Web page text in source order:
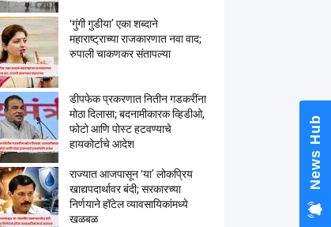
‘गुंगी गुडीया’ एका शब्दाने
महाराष्ट्राच्या राजकारणात नवा वाद;
रुपाली चाकणकर संतापल्या
डीपफेक प्रकरणात नितीन गडकरींना
मोठा दिलासा; बदनामीकारक व्हिडीओ,
फोटो आणि पोस्ट हटवण्याचे
हायकोर्टाचे आदेश
राज्यात आजपासून ‘या’ लोकप्रिय
खाद्यपदार्थावर बंदी; सरकारच्या
निर्णयाने हॉटेल व्यावसायिकांमध्ये
खळबळ
News Hub